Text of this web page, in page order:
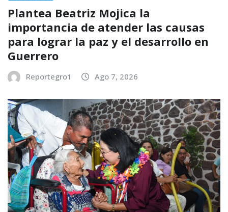
Plantea Beatriz Mojica la
importancia de atender las causas
para lograr la paz y el desarrollo en
Guerrero
Reportegro1 Ago 7, 2026